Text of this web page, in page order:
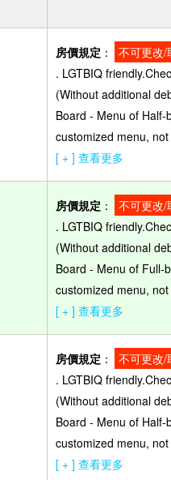
房價規定 ：
不可更改/
. LGTBIQ
(Without additional
Board - Menu of
customized menu,
[ + ] 查看更多
房價規定 ：
不可更改/
. LGTBIQ
(Without additional
Board - Menu of Full-
customized menu,
[ + ] 查看更多
房價規定 ：
不可更改/
. LGTBIQ
(Without additional
Board - Menu of
customized menu,
[ + ] 查看更多